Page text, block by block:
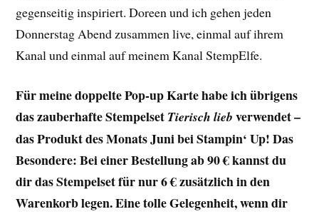
gegenseitig inspiriert. Doreen und ich gehen jeden
Donnerstag Abend zusammen live, einmal auf ihrem
Kanal und einmal auf meinem Kanal StempElfe.
Für meine doppelte Pop-up Karte habe ich übrigens
das zauberhafte Stempelset Tierisch lieb verwendet –
das Produkt des Monats Juni bei Stampin‘ Up! Das
Besondere: Bei einer Bestellung ab 90 € kannst du
dir das Stempelset für nur 6 € zusätzlich in den
Warenkorb legen. Eine tolle Gelegenheit, wenn dir